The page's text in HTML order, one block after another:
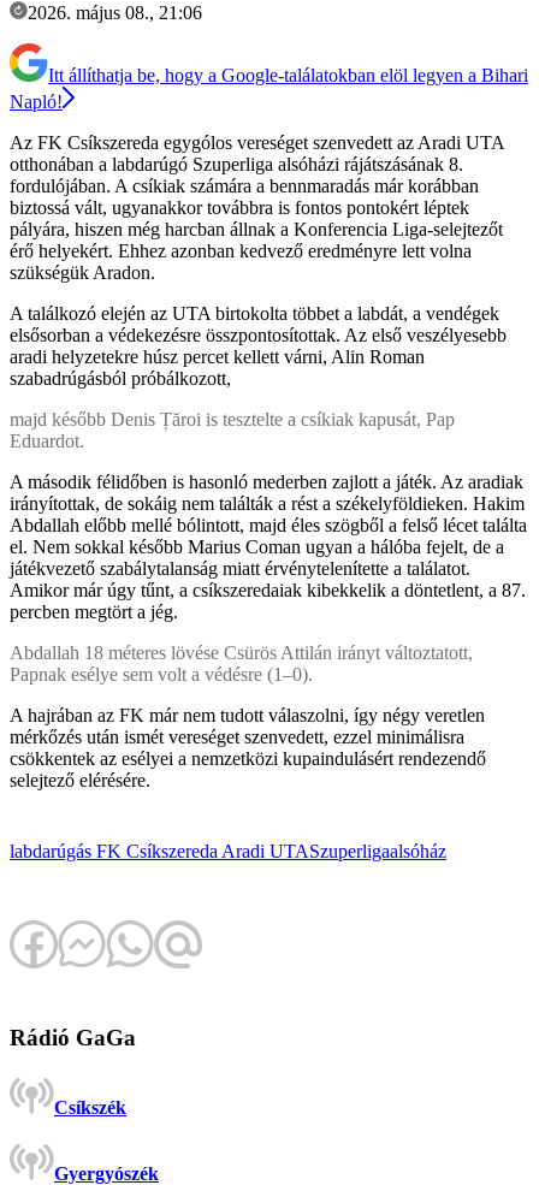
2026. május 08., 21:06
Itt állíthatja be, hogy a Google-találatokban elöl legyen a Bihari
Napló!
Az FK Csíkszereda egygólos vereséget szenvedett az Aradi UTA
otthonában a labdarúgó Szuperliga alsóházi rájátszásának 8.
fordulójában. A csíkiak számára a bennmaradás már korábban
biztossá vált, ugyanakkor továbbra is fontos pontokért léptek
pályára, hiszen még harcban állnak a Konferencia Liga-selejtezőt
érő helyekért. Ehhez azonban kedvező eredményre lett volna
szükségük Aradon.
A találkozó elején az UTA birtokolta többet a labdát, a vendégek
elsősorban a védekezésre összpontosítottak. Az első veszélyesebb
aradi helyzetekre húsz percet kellett várni, Alin Roman
szabadrúgásból próbálkozott,
majd később Denis Țăroi is tesztelte a csíkiak kapusát, Pap
Eduardot.
A második félidőben is hasonló mederben zajlott a játék. Az aradiak
irányítottak, de sokáig nem találták a rést a székelyföldieken. Hakim
Abdallah előbb mellé bólintott, majd éles szögből a felső lécet találta
el. Nem sokkal később Marius Coman ugyan a hálóba fejelt, de a
játékvezető szabálytalanság miatt érvénytelenítette a találatot.
Amikor már úgy tűnt, a csíkszeredaiak kibekkelik a döntetlent, a 87.
percben megtört a jég.
Abdallah 18 méteres lövése Csürös Attilán irányt változtatott,
Papnak esélye sem volt a védésre (1–0).
A hajrában az FK már nem tudott válaszolni, így négy veretlen
mérkőzés után ismét vereséget szenvedett, ezzel minimálisra
csökkentek az esélyei a nemzetközi kupaindulásért rendezendő
selejtező elérésére.
labdarúgás FK Csíkszereda Aradi UTASzuperligaalsóház
Rádió GaGa
Csíkszék
Gyergyószék